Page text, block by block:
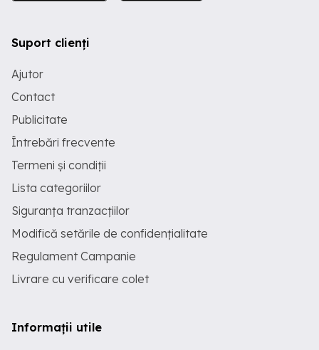
Suport clienți
Ajutor
Contact
Publicitate
Întrebări frecvente
Termeni și condiții
Lista categoriilor
Siguranța tranzacțiilor
Modifică setările de confidențialitate
Regulament Campanie
Livrare cu verificare colet
Informații utile